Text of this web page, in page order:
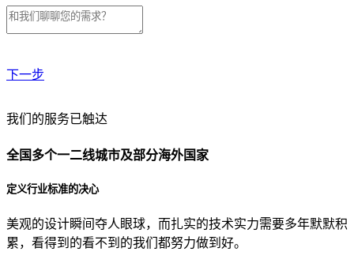
下一步
贵公司预算范围是？
贵公司的团队规模是？
目前主要的营销渠道是？
我们的服务已触达
全国多个一二线城市及部分海外国家
定义行业标准的决心
美观的设计瞬间夺人眼球，而扎实的技术实力需要多年默默积
累，看得到的看不到的我们都努力做到好。